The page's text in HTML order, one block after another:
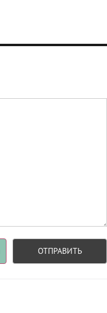
ОТПРАВИТЬ